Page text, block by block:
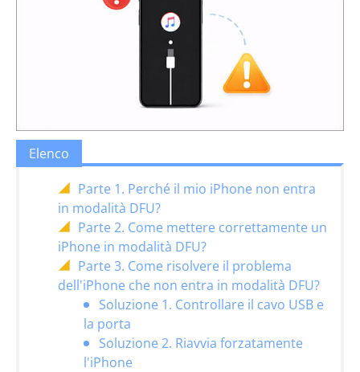
Elenco
Parte 1. Perché il mio iPhone non entra
in modalità DFU?
Parte 2. Come mettere correttamente un
iPhone in modalità DFU?
Parte 3. Come risolvere il problema
dell'iPhone che non entra in modalità DFU?
Soluzione 1. Controllare il cavo USB e
la porta
Soluzione 2. Riavvia forzatamente
l'iPhone